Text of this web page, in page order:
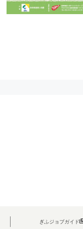
ぎふジョブガイド